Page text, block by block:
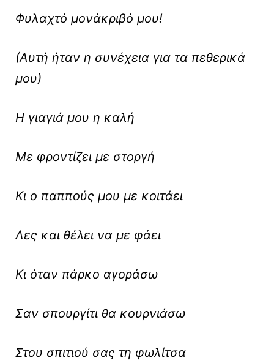
Φυλαχτό μονάκριβό μου!
(Αυτή ήταν η συνέχεια για τα πεθερικά
μου)
Η γιαγιά μου η καλή
Με φροντίζει με στοργή
Κι ο παππούς μου με κοιτάει
Λες και θέλει να με φάει
Κι όταν πάρκο αγοράσω
Σαν σπουργίτι θα κουρνιάσω
Στου σπιτιού σας τη φωλίτσα